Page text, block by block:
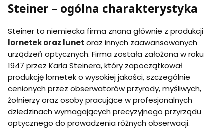
Steiner – ogólna charakterystyka
Steiner to niemiecka firma znana głównie z produkcji
lornetek oraz lunet oraz innych zaawansowanych
urządzeń optycznych. Firma została założona w roku
1947 przez Karla Steinera, który zapoczątkował
produkcję lornetek o wysokiej jakości, szczególnie
cenionych przez obserwatorów przyrody, myśliwych,
żołnierzy oraz osoby pracujące w profesjonalnych
dziedzinach wymagających precyzyjnego przyrządu
optycznego do prowadzenia różnych obserwacji.